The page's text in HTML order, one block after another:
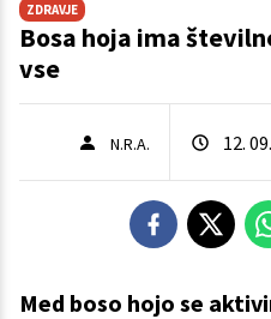
ZDRAVJE
Bosa hoja ima
vse
N.R.A. 12.
Med boso hojo se